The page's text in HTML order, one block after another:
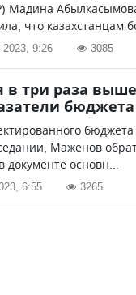
Мадина
что казахстанцам
9:26 3085
три раза
бюджета
бюджета
Маженов
документе основн...
6:55 3265